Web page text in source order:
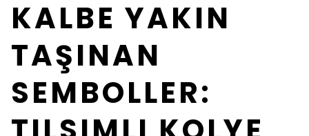
KALBE YAKIN
TAŞINAN
SEMBOLLER: